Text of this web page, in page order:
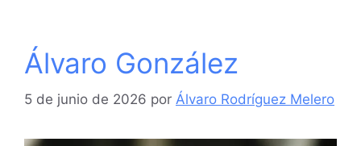
Álvaro González
5 de junio de 2026 por Álvaro Rodríguez Melero